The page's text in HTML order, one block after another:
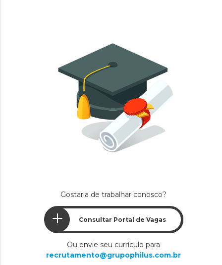
Gostaria de trabalhar conosco?
Consultar Portal de Vagas
Ou envie seu currículo para
recrutamento@grupophilus.com.br